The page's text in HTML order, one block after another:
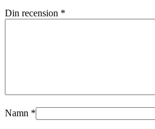
Din recension *
Namn *